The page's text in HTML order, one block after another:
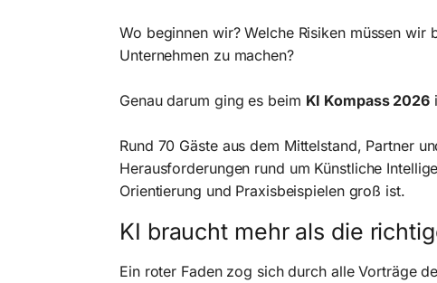
Wo beginnen wir? Welche Risiken müssen
Unternehmen zu machen?
Genau darum ging es beim KI Kompass 2026
Rund 70 Gäste aus dem Mittelstand, Partner
Herausforderungen rund um Künstliche
Orientierung und Praxisbeispielen groß ist.
KI braucht mehr als die
Ein roter Faden zog sich durch alle Vorträge